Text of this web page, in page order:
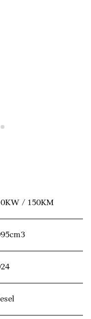
/ 150KM